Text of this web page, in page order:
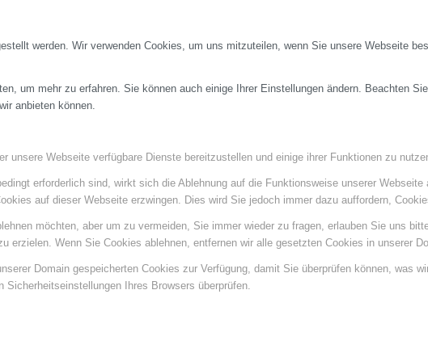
werden. Wir verwenden Cookies, um uns mitzuteilen, wenn Sie unsere Webseite
um mehr zu erfahren. Sie können auch einige Ihrer Einstellungen ändern. Beachten
anbieten können.
unsere Webseite verfügbare Dienste bereitzustellen und einige ihrer Funktionen zu
erforderlich sind, wirkt sich die Ablehnung auf die Funktionsweise unserer
auf dieser Webseite erzwingen. Dies wird Sie jedoch immer dazu auffordern,
möchten, aber um zu vermeiden, Sie immer wieder zu fragen, erlauben Sie uns
erzielen. Wenn Sie Cookies ablehnen, entfernen wir alle gesetzten Cookies in unserer
Domain gespeicherten Cookies zur Verfügung, damit Sie überprüfen können, was
Ihres Browsers überprüfen.